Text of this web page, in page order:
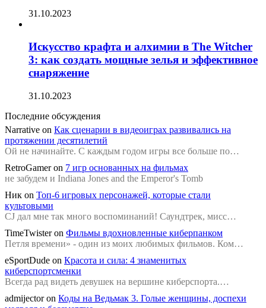
31.10.2023
Искусство крафта и алхимии в The Witcher
3: как создать мощные зелья и эффективное
снаряжение
31.10.2023
Последние обсуждения
Narrative on Как сценарии в видеоиграх развивались на
протяжении десятилетий
Ой не начинайте. С каждым годом игры все больше по…
RetroGamer on 7 игр основанных на фильмах
не забудем и Indiana Jones and the Emperor's Tomb
Ник on Топ-6 игровых персонажей, которые стали
культовыми
CJ дал мне так много воспоминаний! Саундтрек, мисс…
TimeTwister on Фильмы вдохновленные киберпанком
Петля времени» - один из моих любимых фильмов. Ком…
eSportDude on Красота и сила: 4 знаменитых
киберспортсменки
Всегда рад видеть девушек на вершине киберспорта.…
admijector on Коды на Ведьмак 3. Голые женщины, доспехи